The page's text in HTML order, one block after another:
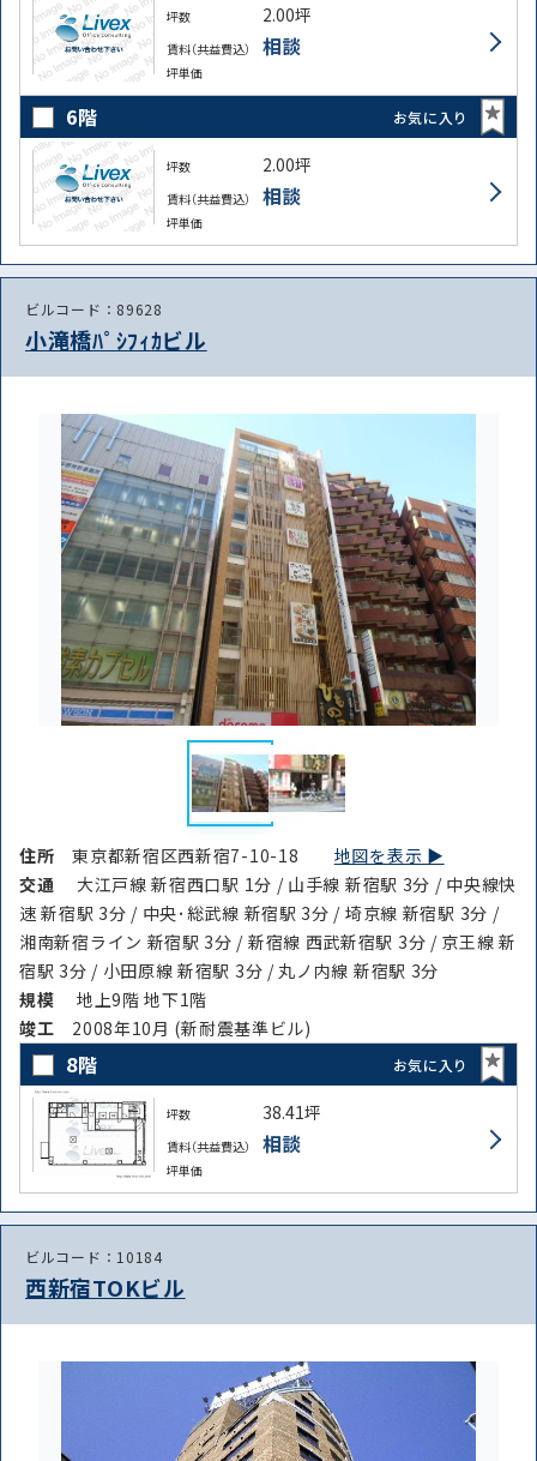
坪数 2.00坪
賃料（共益費込） 相談
坪単価
6階 お気に入り
坪数 2.00坪
賃料（共益費込） 相談
坪単価
ビルコード：89628
小滝橋ﾊﾟｼﾌｨｶビル
住所東京都新宿区西新宿7-10-18 地図を表示 ▶︎
交通
大江戸線 新宿西口駅 1分 / 山手線 新宿駅 3分 / 中央線快
速 新宿駅 3分 / 中央･総武線 新宿駅 3分 / 埼京線 新宿駅 3分 /
湘南新宿ライン 新宿駅 3分 / 新宿線 西武新宿駅 3分 / 京王線 新
宿駅 3分 / 小田原線 新宿駅 3分 / 丸ノ内線 新宿駅 3分
規模
地上9階 地下1階
竣⼯ 2008年10月 (新耐震基準ビル)
8階 お気に入り
坪数 38.41坪
賃料（共益費込） 相談
坪単価
ビルコード：10184
西新宿TOKビル